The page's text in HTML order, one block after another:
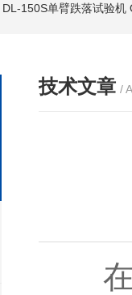
DL-150S单臂跌落试验机
技术文章 /
在